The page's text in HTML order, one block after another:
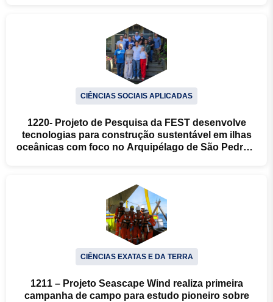
CIÊNCIAS SOCIAIS APLICADAS
1220- Projeto de Pesquisa da FEST desenvolve
tecnologias para construção sustentável em ilhas
oceânicas com foco no Arquipélago de São Pedro e
CIÊNCIAS EXATAS E DA TERRA
1211 – Projeto Seascape Wind realiza primeira
campanha de campo para estudo pioneiro sobre